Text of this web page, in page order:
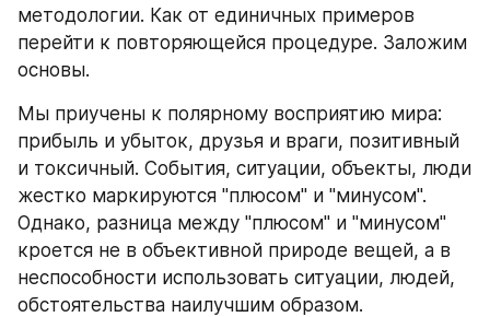
методологии. Как от единичных примеров
перейти к повторяющейся процедуре. Заложим
основы.
Мы приучены к полярному восприятию мира:
прибыль и убыток, друзья и враги, позитивный
и токсичный. События, ситуации, объекты, люди
жестко маркируются "плюсом" и "минусом".
Однако, разница между "плюсом" и "минусом"
кроется не в объективной природе вещей, а в
неспособности использовать ситуации, людей,
обстоятельства наилучшим образом.